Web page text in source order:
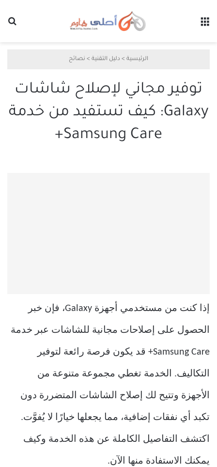
الرئيسية > دليل التقنية > نصائح
توفير مجاني لإصلاح شاشات
Galaxy: كيف تستفيد من خدمة
Samsung Care+
إذا كنت من مستخدمي أجهزة Galaxy، فإن خبر
الحصول على إصلاحات مجانية للشاشات عبر خدمة
Samsung Care+ قد يكون فرصة رائعة لتوفير
التكاليف. الخدمة تغطي مجموعة متنوعة من
الأجهزة وتتيح لك إصلاح الشاشات المتضررة دون
تكبد أي نفقات إضافية، مما يجعلها خيارًا لا يُفوَّت.
اكتشف التفاصيل الكاملة عن هذه الخدمة وكيف
يمكنك الاستفادة منها الآن.